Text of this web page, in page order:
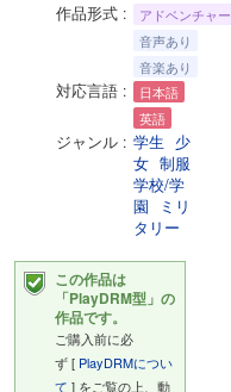
作品形式
アドベンチャー
音声あり
音楽あり
対応言語
日本語
英語
ジャンル 学生 少
女 制服
学校/学
園
ミリ
タリー
この作品は
「PlayDRM型」の
作品です。
ご購入前に必
ず [ PlayDRMについ
て ] をご覧の上、動